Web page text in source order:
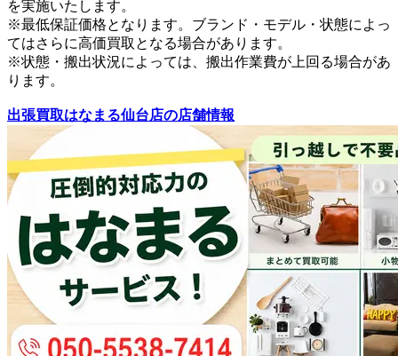
を実施いたします。
※最低保証価格となります。ブランド・モデル・状態によっ
てはさらに高価買取となる場合があります。
※状態・搬出状況によっては、搬出作業費が上回る場合があ
ります。
出張買取はなまる仙台店の店舗情報